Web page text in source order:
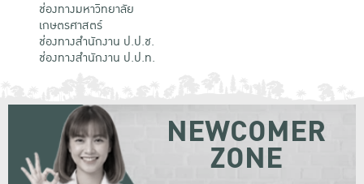
ช่องทางมหาวิทยาลัย
เกษตรศาสตร์
ช่องทางสำนักงาน ป.ป.ช.
ช่องทางสำนักงาน ป.ป.ท.
NEWCOMER
ZONE